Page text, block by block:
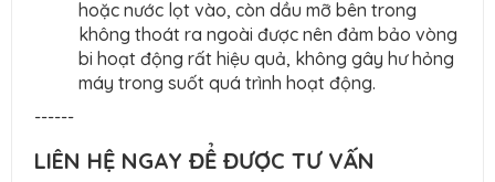
hoặc nước lọt vào, còn dầu mỡ bên trong
không thoát ra ngoài được nên đảm bảo vòng
bi hoạt động rất hiệu quả, không gây hư hỏng
máy trong suốt quá trình hoạt động.
------
LIÊN HỆ NGAY ĐỂ ĐƯỢC TƯ VẤN